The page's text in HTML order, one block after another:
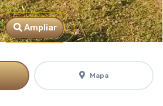
Ampliar
Mapa